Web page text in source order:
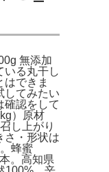
無添加
いる丸干し
できま
してみたい
確認をして
）原材
し上がり
さ・形状は
。蜂蜜
。高知県